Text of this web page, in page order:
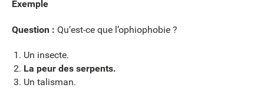
Exemple
Question : Qu’est-ce que l’ophiophobie ?
Un insecte.
La peur des serpents.
Un talisman.